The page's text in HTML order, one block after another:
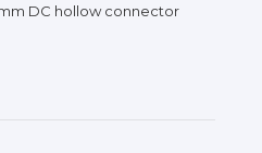
DC hollow connector